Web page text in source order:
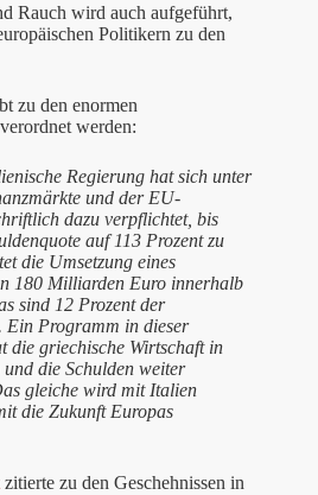
Rauch wird auch aufgeführt,
Politikern zu den
zu den enormen
werden:
Regierung hat sich unter
und der EU-
dazu verpflichtet, bis
auf 113 Prozent zu
die Umsetzung eines
180 Milliarden Euro innerhalb
sind 12 Prozent der
Ein Programm in dieser
die griechische Wirtschaft in
die Schulden weiter
gleiche wird mit Italien
die Zukunft Europas
zitierte zu den Geschehnissen in